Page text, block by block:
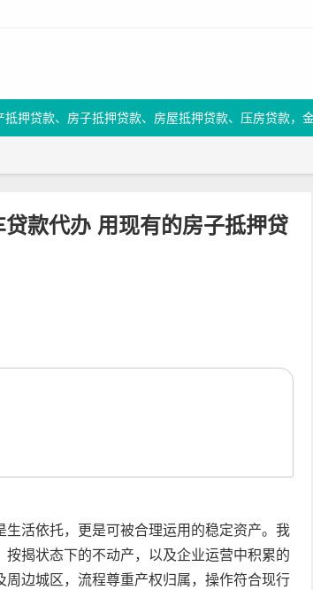
押贷款、房子抵押贷款、房屋抵押贷款、压房贷款，
款代办 用现有的房子抵押贷
活依托，更是可被合理运用的稳定资产。我
揭状态下的不动产，以及企业运营中积累的
边城区，流程尊重产权归属，操作符合现行